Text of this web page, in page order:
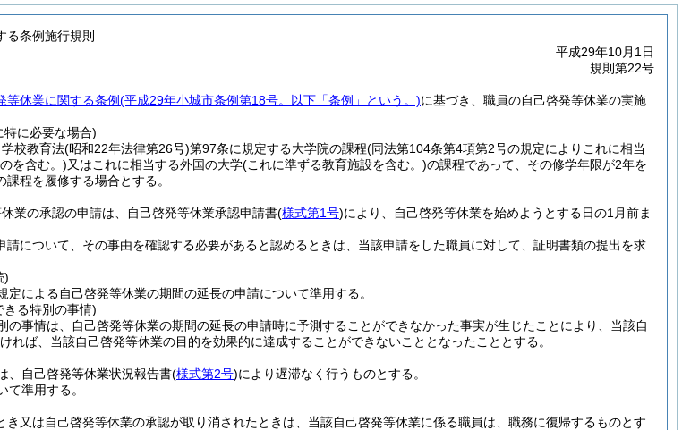
る条例施行規則
平成29年10月1日
規則第22号
等休業に関する条例(平成29年小城市条例第18号。以下「条例」という。)に基づき、職員の自己啓発等休業の実施
に必要な場合)
校教育法(昭和22年法律第26号)第97条に規定する大学院の課程(同法第104条第4項第2号の規定によりこれに相当
を含む。)又はこれに相当する外国の大学(これに準ずる教育施設を含む。)の課程であって、その修学年限が2年を
程を履修する場合とする。
業の承認の申請は、自己啓発等休業承認申請書(様式第1号)により、自己啓発等休業を始めようとする日の1月前ま
について、その事由を確認する必要があると認めるときは、当該申請をした職員に対して、証明書類の提出を求
)
定による自己啓発等休業の期間の延長の申請について準用する。
る特別の事情)
の事情は、自己啓発等休業の期間の延長の申請時に予測することができなかった事実が生じたことにより、当該自
れば、当該自己啓発等休業の目的を効果的に達成することができないこととなったこととする。
、自己啓発等休業状況報告書(様式第2号)により遅滞なく行うものとする。
て準用する。
き又は自己啓発等休業の承認が取り消されたときは、当該自己啓発等休業に係る職員は、職務に復帰するものとす